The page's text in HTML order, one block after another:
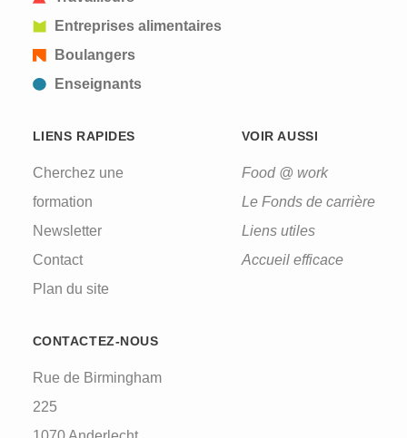
Entreprises alimentaires
Boulangers
Enseignants
LIENS RAPIDES
Cherchez une
formation
Newsletter
Contact
Plan du site
VOIR AUSSI
Food @ work
Le Fonds de carrière
Liens utiles
Accueil efficace
CONTACTEZ-NOUS
Rue de Birmingham
225